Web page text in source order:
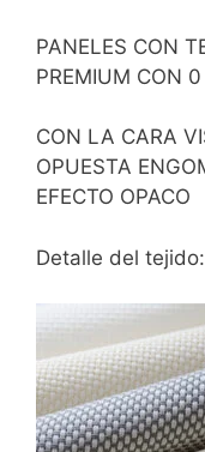
PANELES CON
PREMIUM CON
CON LA CARA
OPUESTA
EFECTO OPACO
Detalle del tejido: